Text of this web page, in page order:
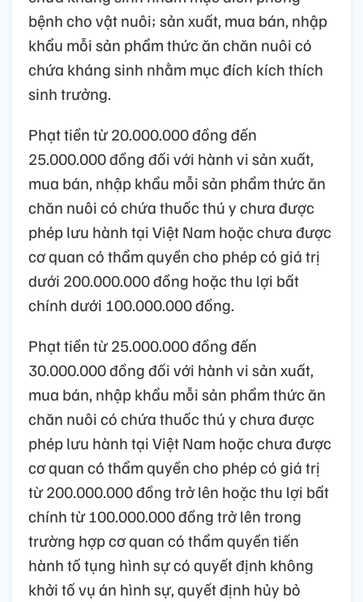
bệnh cho vật nuôi; sản xuất, mua bán, nhập
khẩu mỗi sản phẩm thức ăn chăn nuôi có
chứa kháng sinh nhằm mục đích kích thích
sinh trưởng.
Phạt tiền từ 20.000.000 đồng đến
25.000.000 đồng đối với hành vi sản xuất,
mua bán, nhập khẩu mỗi sản phẩm thức ăn
chăn nuôi có chứa thuốc thú y chưa được
phép lưu hành tại Việt Nam hoặc chưa được
cơ quan có thẩm quyền cho phép có giá trị
dưới 200.000.000 đồng hoặc thu lợi bất
chính dưới 100.000.000 đồng.
Phạt tiền từ 25.000.000 đồng đến
30.000.000 đồng đối với hành vi sản xuất,
mua bán, nhập khẩu mỗi sản phẩm thức ăn
chăn nuôi có chứa thuốc thú y chưa được
phép lưu hành tại Việt Nam hoặc chưa được
cơ quan có thẩm quyền cho phép có giá trị
từ 200.000.000 đồng trở lên hoặc thu lợi bất
chính từ 100.000.000 đồng trở lên trong
trường hợp cơ quan có thẩm quyền tiến
hành tố tụng hình sự có quyết định không
khởi tố vụ án hình sự, quyết định hủy bỏ